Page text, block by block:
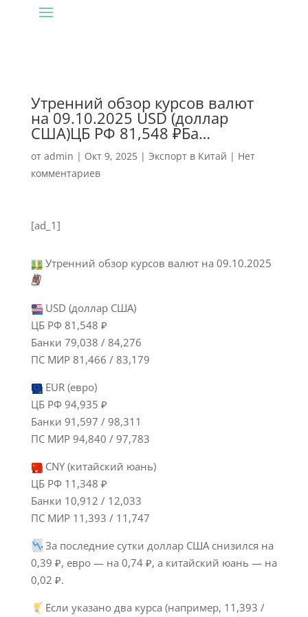
Утренний обзор курсов валют
на 09.10.2025 USD (доллар
США)ЦБ РФ 81,548 ₽Ба…
от admin | Окт 9, 2025| Экспорт в Китай | Нет
комментариев
[ad_1]
Утренний обзор курсов валют на 09.10.2025
🗓
USD (доллар США)
ЦБ РФ 81,548 ₽
Банки 79,038 / 84,276
ПС МИР 81,466 / 83,179
EUR (евро)
ЦБ РФ 94,935 ₽
Банки 91,597 / 98,311
ПС МИР 94,840 / 97,783
CNY (китайский юань)
ЦБ РФ 11,348 ₽
Банки 10,912 / 12,033
ПС МИР 11,393 / 11,747
За последние сутки доллар США снизился на
0,39 ₽, евро — на 0,74 ₽, а китайский юань — на
0,02 ₽.
Если указано два курса (например, 11,393 /